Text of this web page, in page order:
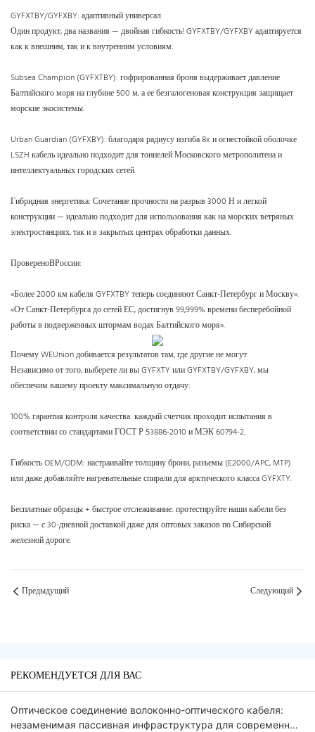
GYFXTBY/GYFXBY: адаптивный универсал
Один продукт, два названия — двойная гибкость! GYFXTBY/GYFXBY адаптируется
как к внешним, так и к внутренним условиям:
Subsea Champion (GYFXTBY): гофрированная броня выдерживает давление
Балтийского моря на глубине 500 м, а ее безгалогеновая конструкция защищает
морские экосистемы.
Urban Guardian (GYFXBY): благодаря радиусу изгиба 8x и огнестойкой оболочке
LSZH кабель идеально подходит для тоннелей Московского метрополитена и
интеллектуальных городских сетей.
Гибридная энергетика: Сочетание прочности на разрыв 3000 Н и легкой
конструкции — идеально подходит для использования как на морских ветряных
электростанциях, так и в закрытых центрах обработки данных.
ПровереноВРоссии:
«Более 2000 км кабеля GYFXTBY теперь соединяют Санкт-Петербург и Москву».
«От Санкт-Петербурга до сетей ЕС, достигнув 99,999% времени бесперебойной
работы в подверженных штормам водах Балтийского моря».
Почему WEUnion добивается результатов там, где другие не могут
Независимо от того, выберете ли вы GYFXTY или GYFXTBY/GYFXBY, мы
обеспечим вашему проекту максимальную отдачу:
100% гарантия контроля качества: каждый счетчик проходит испытания в
соответствии со стандартами ГОСТ Р 53886-2010 и МЭК 60794-2.
Гибкость OEM/ODM: настраивайте толщину брони, разъемы (E2000/APC, MTP)
или даже добавляйте нагревательные спирали для арктического класса GYFXTY.
Бесплатные образцы + быстрое отслеживание: протестируйте наши кабели без
риска — с 30-дневной доставкой даже для оптовых заказов по Сибирской
железной дороге.
Предыдущий Следующий
РЕКОМЕНДУЕТСЯ ДЛЯ ВАС
Оптическое соединение волоконно-оптического кабеля:
незаменимая пассивная инфраструктура для современных